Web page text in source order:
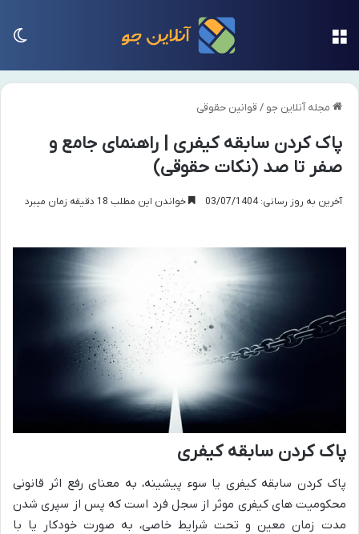
مجله آنلاین جو / قوانین حقوقی
پاک کردن سابقه کیفری | راهنمای جامع و
صفر تا صد (نکات حقوقی)
آخرین به روز رسانی: 03/07/1404 خواندن این مطلب 18 دقیقه زمان میبرد
پاک کردن سابقه کیفری
پاک کردن سابقه کیفری یا سوء پیشینه، به معنای رفع اثر قانونی
محکومیت های کیفری موثر از سجل فرد است که پس از سپری شدن
مدت زمان معین و تحت شرایط خاصی، به صورت خودکار یا با